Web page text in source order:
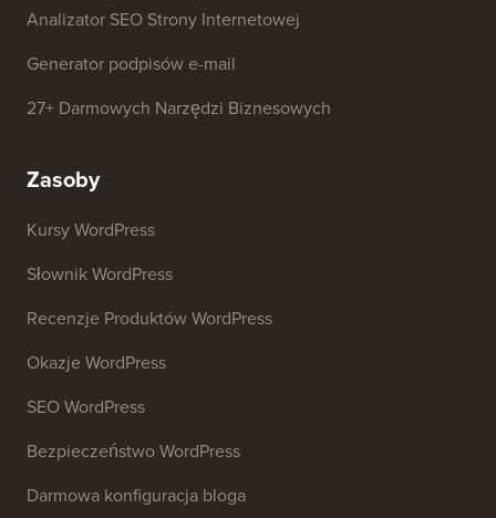
Generator Nazw Firm
Detektor motywów WordPress
Generator Słów Kluczowych SEO
Analizator SEO Strony Internetowej
Generator podpisów e-mail
27+ Darmowych Narzędzi Biznesowych
Zasoby
Kursy WordPress
Słownik WordPress
Recenzje Produktów WordPress